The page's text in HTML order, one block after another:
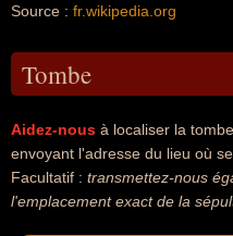
Source : fr.wikipedia.org
Tombe
Aidez-nous à localiser la
envoyant l'adresse du lieu où
Facultatif : transmettez-nous
l'emplacement exact de la